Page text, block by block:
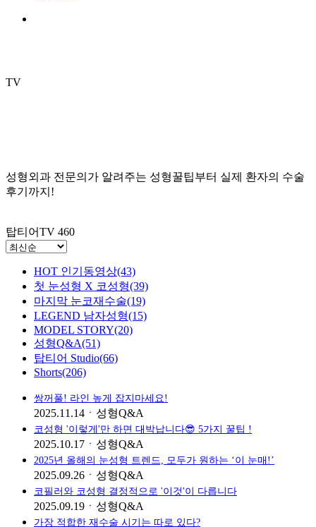
TV
성형외과 전문의가 알려주는 성형꿀팁부터 실제 환자의 수술
후기까지!
탑티어TV 460
HOT 인기동영상(43)
첫 눈성형 X 코성형(39)
마지막 눈코재수술(19)
LEGEND 남자성형(15)
MODEL STORY(20)
성형Q&A(51)
탑티어 Studio(66)
Shorts(206)
쌍꺼풀! 라인 높게 잡지마세요!
2025.11.14 ㆍ 성형Q&A
코성형 '이렇게'만 하면 대박납니다😎 5가지 꿀팁 !
2025.10.17 ㆍ 성형Q&A
2025년 올해의 눈성형 트렌드, 모두가 원하는 ‘이 눈매!’
2025.09.26 ㆍ 성형Q&A
코필러와 코성형 결정적으로 '이것'이 다릅니다
2025.09.19 ㆍ 성형Q&A
가장 적합한 재수술 시기는 따로 있다?